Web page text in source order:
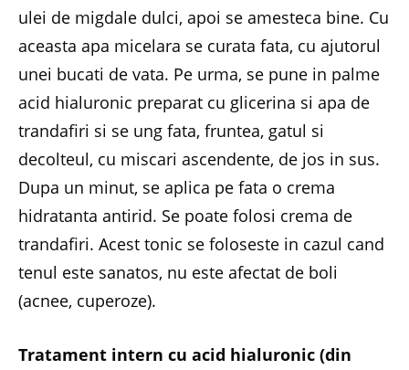
ulei de migdale dulci, apoi se amesteca bine. Cu
aceasta apa micelara se curata fata, cu ajutorul
unei bucati de vata. Pe urma, se pune in palme
acid hialuronic preparat cu glicerina si apa de
trandafiri si se ung fata, fruntea, gatul si
decolteul, cu miscari ascendente, de jos in sus.
Dupa un minut, se aplica pe fata o crema
hidratanta antirid. Se poate folosi crema de
trandafiri. Acest tonic se foloseste in cazul cand
tenul este sanatos, nu este afectat de boli
(acnee, cuperoze).
Tratament intern cu acid hialuronic (din